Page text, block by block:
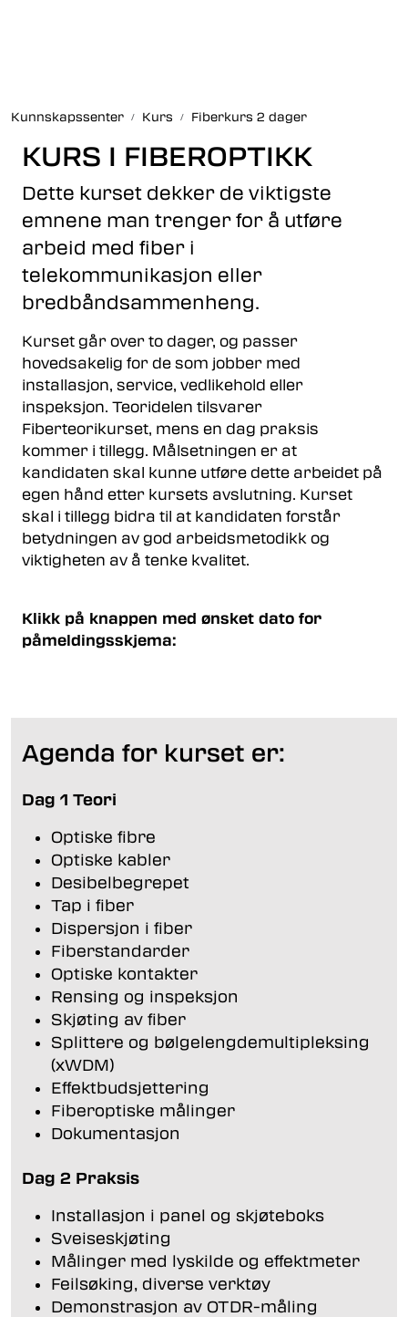
Kunnskapssenter Kurs Fiberkurs 2 dager
KURS I FIBEROPTIKK
Dette kurset dekker de viktigste
emnene man trenger for å utføre
arbeid med fiber i
telekommunikasjon eller
bredbåndsammenheng.
Kurset går over to dager, og passer
hovedsakelig for de som jobber med
installasjon, service, vedlikehold eller
inspeksjon. Teoridelen tilsvarer
Fiberteorikurset, mens en dag praksis
kommer i tillegg. Målsetningen er at
kandidaten skal kunne utføre dette arbeidet på
egen hånd etter kursets avslutning. Kurset
skal i tillegg bidra til at kandidaten forstår
betydningen av god arbeidsmetodikk og
viktigheten av å tenke kvalitet.
Klikk på knappen med ønsket dato for
påmeldingsskjema:
Agenda for kurset er:
Dag 1 Teori
Optiske fibre
Optiske kabler
Desibelbegrepet
Tap i fiber
Dispersjon i fiber
Fiberstandarder
Optiske kontakter
Rensing og inspeksjon
Skjøting av fiber
Splittere og bølgelengdemultipleksing
(xWDM)
Effektbudsjettering
Fiberoptiske målinger
Dokumentasjon
Dag 2 Praksis
Installasjon i panel og skjøteboks
Sveiseskjøting
Målinger med lyskilde og effektmeter
Feilsøking, diverse verktøy
Demonstrasjon av OTDR-måling
Strukturert kabling
Outlet
Kunnskapssenter
Om oss